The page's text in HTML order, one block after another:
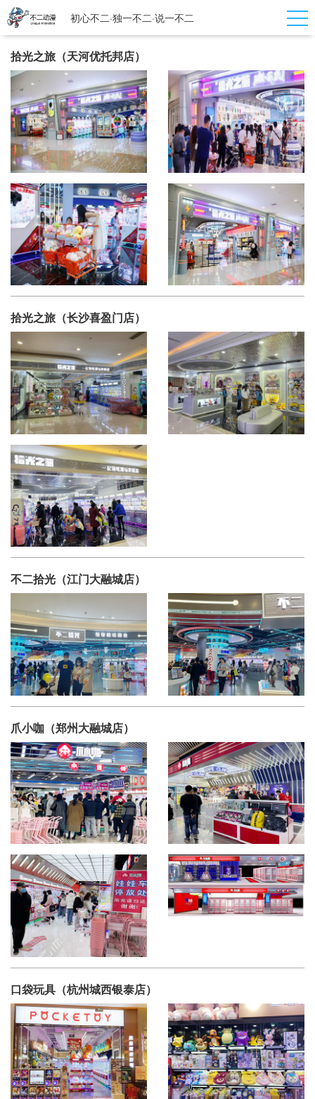
初心不二·独一不二·说一不二
拾光之旅（天河优托邦店）
拾光之旅（长沙喜盈门店）
不二拾光（江门大融城店）
爪小咖（郑州大融城店）
口袋玩具（杭州城西银泰店）